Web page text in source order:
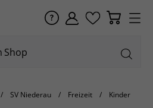
SV Niederau Freizeit Kinder